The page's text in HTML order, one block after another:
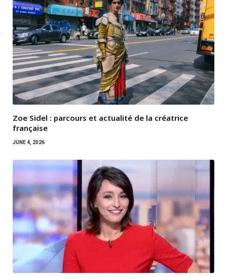
Zoe Sidel : parcours et actualité de la créatrice
française
JUNE 4, 2026